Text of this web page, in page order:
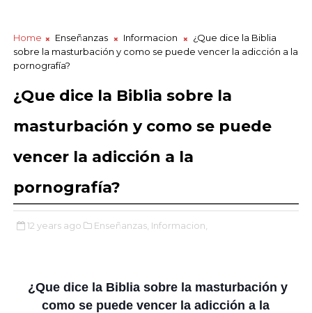
Home Enseñanzas Informacion
¿Que dice la Biblia
sobre la masturbación y como se puede vencer la adicción a la
pornografía?
¿Que dice la Biblia sobre la
masturbación y como se puede
vencer la adicción a la
pornografía?
12 years ago Enseñanzas, Informacion,
¿Que dice la Biblia sobre la masturbación y
como se puede vencer la adicción a la